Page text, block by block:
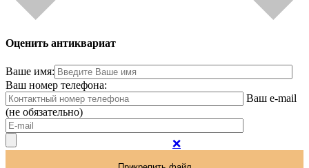
Оценить антиквариат
Ваше имя:
Ваш номер телефона:
Ваш e-mail
(не обязательно)
❌